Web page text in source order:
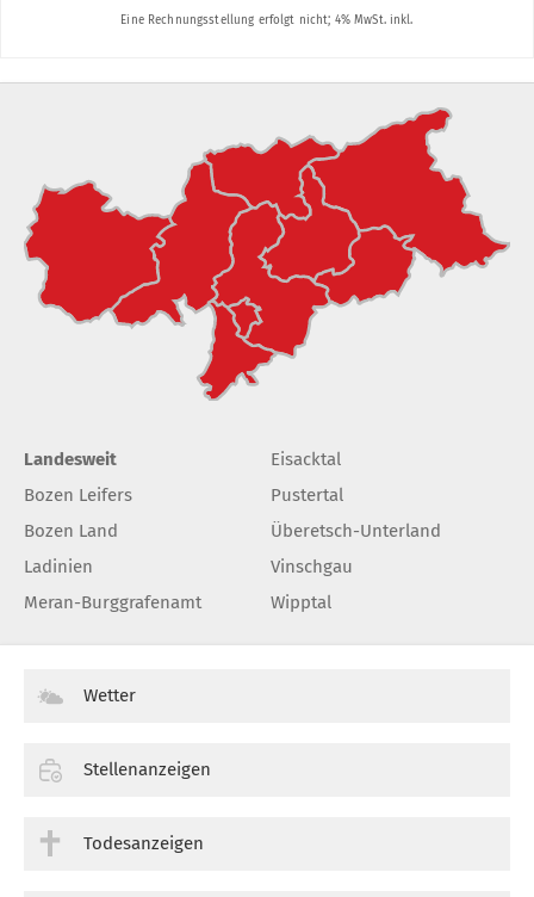
Landesweit
Bozen Leifers
Bozen Land
Ladinien
Meran-Burggrafenamt
Eisacktal
Pustertal
Überetsch-Unterland
Vinschgau
Wipptal
Wetter
Stellenanzeigen
Todesanzeigen